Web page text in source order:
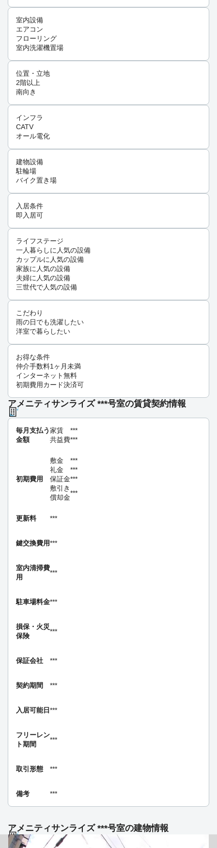
室内設備
エアコン
フローリング
室内洗濯機置場
位置・立地
2階以上
南向き
インフラ
CATV
オール電化
建物設備
駐輪場
バイク置き場
入居条件
即入居可
ライフステージ
一人暮らしに人気の設備
カップルに人気の設備
家族に人気の設備
夫婦に人気の設備
三世代で人気の設備
こだわり
雨の日でも洗濯したい
洋室で暮らしたい
お得な条件
仲介手数料1ヶ月未満
インターネット無料
初期費用カード決済可
アメニティサンライズ ***号室の賃貸契約情報
毎月支払う
金額
家賃
***
共益費***
初期費用
敷金
***
礼金
***
保証金***
敷引き
償却金
***
更新料 ***
鍵交換費用***
室内清掃費
用
***
駐車場料金***
損保・ 火災
保険
***
保証会社 ***
契約期間 ***
入居可能日***
フリーレン
ト期間
***
取引形態 ***
備考 ***
アメニティサンライズ ***号室の建物情報